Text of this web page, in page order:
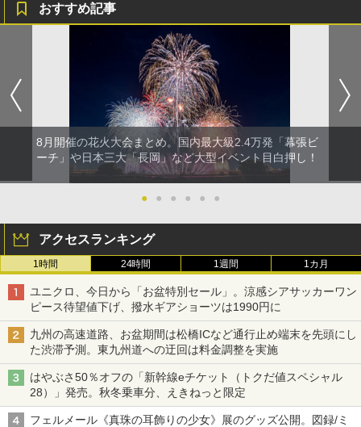
おすすめ記事
8月開催の花火大会まとめ。国内最大級2.4万発「幕張ビ
ーチ」や日本三大「長岡」など大型イベント目白押し！
● ● ● ● ● ●
アクセスランキング
1時間 24時間 1週間 1カ月
ユニクロ、今日から「お盆特別セール」。涼感シアサッカーワン
ピース待望値下げ、撥水ギアショーツは1990円に
九州の高速道路、お盆期間は松橋ICなど通行止め端末を先頭にし
た渋滞予測。東九州道への迂回は料金調整を実施
はやぶさ50％オフの「新幹線eチケット（トクだ値スペシャル
28）」発売。秋冬乗車分、えきねっと限定
フェルメール《真珠の耳飾りの少女》展のグッズ公開。図録/ミ